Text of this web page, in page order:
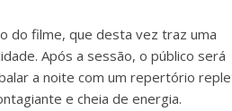
do filme, que desta vez traz uma
Após a sessão, o público será
a noite com um repertório
e cheia de energia.